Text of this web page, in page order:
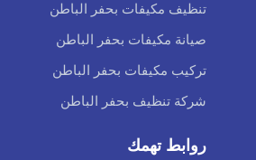
تنظيف مكيفات بحفر الباطن
صيانة مكيفات بحفر الباطن
تركيب مكيفات بحفر الباطن
شركة تنظيف بحفر الباطن
روابط تهمك